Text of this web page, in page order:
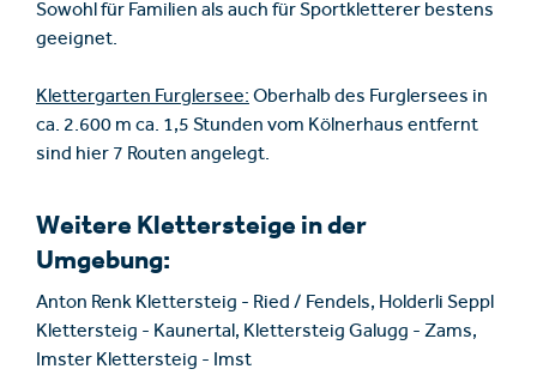
Sowohl für Familien als auch für Sportkletterer bestens
geeignet.
Klettergarten Furglersee: Oberhalb des Furglersees in
ca. 2.600 m ca. 1,5 Stunden vom Kölnerhaus entfernt
sind hier 7 Routen angelegt.
Weitere Klettersteige in der
Umgebung:
Anton Renk Klettersteig - Ried / Fendels, Holderli Seppl
Klettersteig - Kaunertal, Klettersteig Galugg - Zams,
Imster Klettersteig - Imst